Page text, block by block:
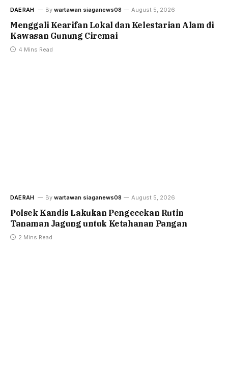
DAERAH By wartawan siaganews08 August 5, 2026
Menggali Kearifan Lokal dan Kelestarian Alam di
Kawasan Gunung Ciremai
4 Mins Read
DAERAH By wartawan siaganews08 August 5, 2026
Polsek Kandis Lakukan Pengecekan Rutin
Tanaman Jagung untuk Ketahanan Pangan
2 Mins Read